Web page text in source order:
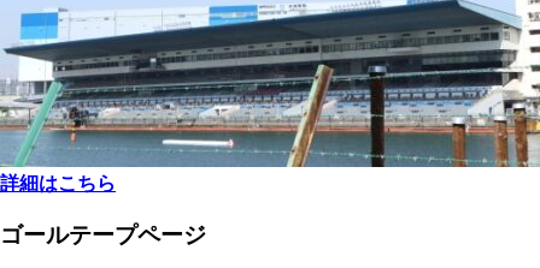
詳細はこちら
ゴールテープページ